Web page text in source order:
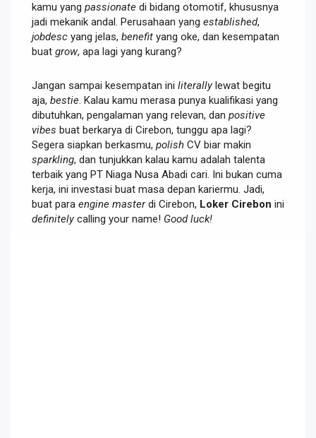
kamu yang passionate di bidang otomotif, khususnya
jadi mekanik andal. Perusahaan yang established,
jobdesc yang jelas, benefit yang oke, dan kesempatan
buat grow, apa lagi yang kurang?
Jangan sampai kesempatan ini literallylewat begitu
aja, bestie . Kalau kamu merasa punya kualifikasi yang
dibutuhkan, pengalaman yang relevan, dan positive
vibes buat berkarya di Cirebon, tunggu apa lagi?
Segera siapkan berkasmu, polish CV biar makin
sparkling, dan tunjukkan kalau kamu adalah talenta
terbaik yang PT Niaga Nusa Abadi cari. Ini bukan cuma
kerja, ini investasi buat masa depan kariermu. Jadi,
buat para engine masterdi Cirebon, Loker Cirebon ini
definitelycalling your name! Good luck!